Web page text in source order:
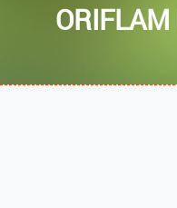
ORIFLAM